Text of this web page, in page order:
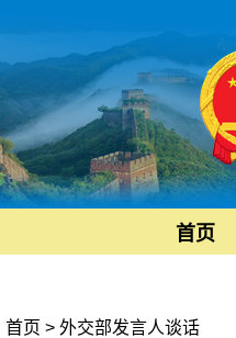
首页
首页 > 外交部发言人谈话